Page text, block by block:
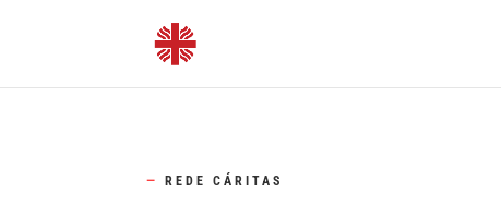
— REDE CÁRITAS